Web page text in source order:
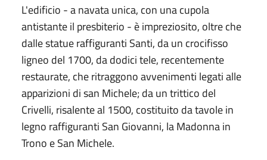
L'edificio - a navata unica, con una cupola
antistante il presbiterio - è impreziosito, oltre che
dalle statue raffiguranti Santi, da un crocifisso
ligneo del 1700, da dodici tele, recentemente
restaurate, che ritraggono avvenimenti legati alle
apparizioni di san Michele; da un trittico del
Crivelli, risalente al 1500, costituito da tavole in
legno raffiguranti San Giovanni, la Madonna in
Trono e San Michele.